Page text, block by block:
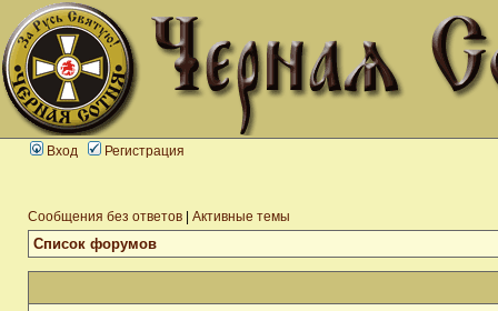
Вход Регистрация
Сообщения без ответов Активные темы
Список форумов